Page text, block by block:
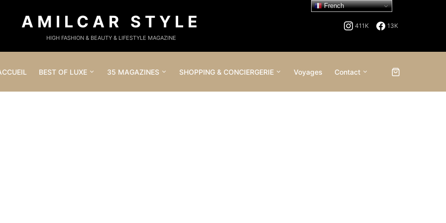
AMILCAR STYLE
HIGH FASHION & BEAUTY & LIFESTYLE MAGAZINE
411K 13K
BEST OF LUXE 35 MAGAZINES SHOPPING & CONCIERGERIE Voyages Contact
French